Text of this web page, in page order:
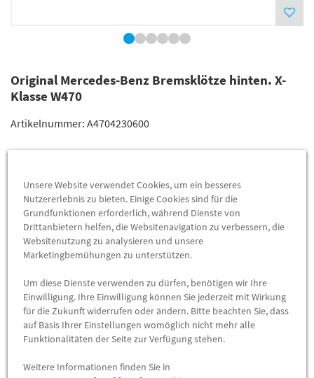
Original Mercedes-Benz Bremsklötze hinten. X-
Klasse W470
Artikelnummer: A4704230600
Preis inkl.19%MwSt.
Versandkostenfrei
Abholung
Abholbar andiesen Standorten
-
Unsere Website verwendet Cookies, um ein besseres
Nutzererlebnis zu bieten. Einige Cookies sind für die
Grundfunktionen erforderlich, während Dienste von
Drittanbietern helfen, die Websitenavigation zu verbessern, die
Websitenutzung zu analysieren und unsere
Marketingbemühungen zu unterstützen.
Um diese Dienste verwenden zu dürfen, benötigen wir Ihre
Einwilligung. Ihre Einwilligung können Sie jederzeit mit Wirkung
für die Zukunft widerrufen oder ändern. Bitte beachten Sie, dass
auf Basis Ihrer Einstellungen womöglich nicht mehr alle
Funktionalitäten der Seite zur Verfügung stehen.
Weitere Informationen finden Sie in